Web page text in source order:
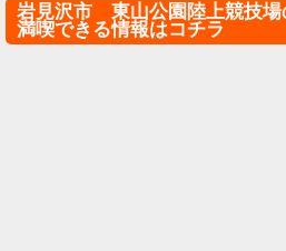
岩見沢市 東山公園陸上競技場
満喫できる情報はコチラ